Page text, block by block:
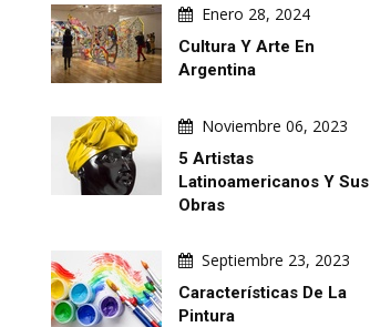
Enero 28, 2024
Cultura Y Arte En
Argentina
Noviembre 06, 2023
5 Artistas
Latinoamericanos Y Sus
Obras
Septiembre 23, 2023
Características De La
Pintura